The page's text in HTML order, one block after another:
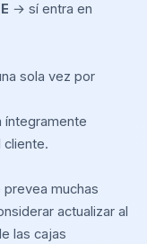
→ sí entra en
sola vez por
íntegramente
cliente.
muchas
actualizar al
las cajas